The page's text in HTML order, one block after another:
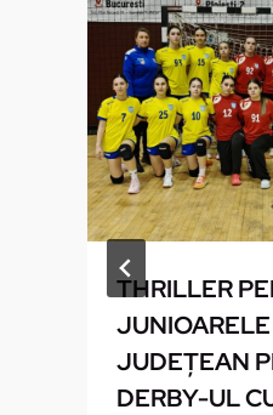
THRILLER
JUDEŢEAN
DERBY-UL